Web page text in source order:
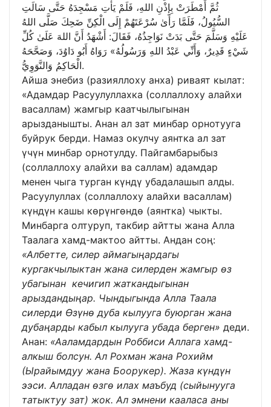
ثُمَّ أَمْطَرَتْ بِإِذْنِ اللهِ، فَلَمْ يَأْتِ مَسْجِدَهُ حَتَّى سَالَتِ
السُّيُولُ، فَلَمَّا رَأَىٰ سُرْعَتَهُمْ إِلَى الْكِنِّ ضَحِكَ صَلَّى اللهُ
عَلَيْهِ وَسَلَّمَ حَتَّى بَدَتْ نَوَاجِذُهُ، فَقَالَ: أَشْهَدُ أَنَّ اللهَ عَلَىٰ كُلِّ
شَيْءٍ قَدِيرٌ، وَأَنِّي عَبْدُ اللهِ وَرَسُولُهُ» رَوَاهُ أَبُو دَاوُدَ، وَصَحَّحَهُ
الْحَاكِمُ وَالنَّوَوِيُّ.
Айша энебиз (разияллоху анха) риваят кылат:
«Адамдар Расуулуллахка (соллаллоху алайхи
васаллам) жамгыр каатчылыгынан
арызданышты. Анан ал зат минбар орнотууга
буйрук берди. Намаз окулчу аянтка ал зат
үчүн минбар орнотулду. Пайгамбарыбыз
(соллаллоху алайхи ва саллам) адамдар
менен чыга турган күндү убадалашып алды.
Расуулуллах (соллаллоху алайхи васаллам)
күндүн кашы көрүнгөндө (аянтка) чыкты.
Минбарга олтуруп, такбир айтты жана Алла
Таалага хамд-мактоо айтты. Андан соң:
«Албетте, силер аймагыңардагы
кургакчылыктан жана силерден жамгыр өз
убагынан кечигип жаткандыгынан
арыздандыңар. Чындыгында Алла Таала
силерди Өзүнө дуба кылууга буюрган жана
дубаңарды кабыл кылууга убада берген» деди.
Анан: «Ааламдардын Роббиси Аллага хамд-
алкыш болсун. Ал Рохман жана Рохийм
(Ырайымдуу жана Боорукер). Жаза күндүн
ээси. Алладан өзгө илах маъбуд (сыйынууга
татыктуу зат) жок. Ал эмнени кааласа аны